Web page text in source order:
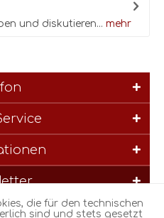
und diskutieren... mehr
zzgl.Versandkostenund
die für den technischen
sind und stets gesetzt